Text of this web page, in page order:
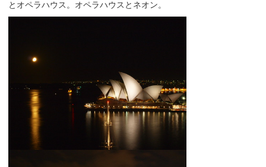
とオペラハウス。オペラハウスとネオン。